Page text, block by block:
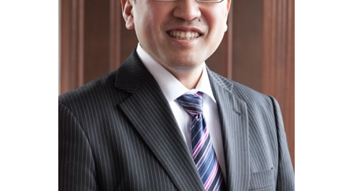
認定支援機関 横浜市 税理士
事業承継 神奈川県 税理士
経営革新等支援機関 川崎市 税理士
資金調達 埼玉県 相談